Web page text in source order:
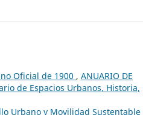
Oficial de 1900 , ANUARIO DE
de Espacios Urbanos, Historia,
Urbano y Movilidad Sustentable